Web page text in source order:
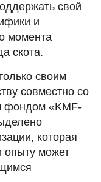
свой
и
момента
скота.
своим
совместно со
фондом «KMF-
которая
опыту может